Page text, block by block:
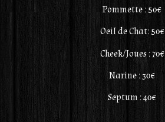
Pommette : 50€
Oeil de Chat: 50€
Cheek/Joues : 70€
Narine : 30€
Septum : 40€